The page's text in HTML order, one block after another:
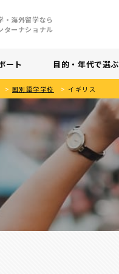
・海外留学なら
ターナショナル
ート 目的・年代で選ぶ
> 国別語学学校 > イギリス